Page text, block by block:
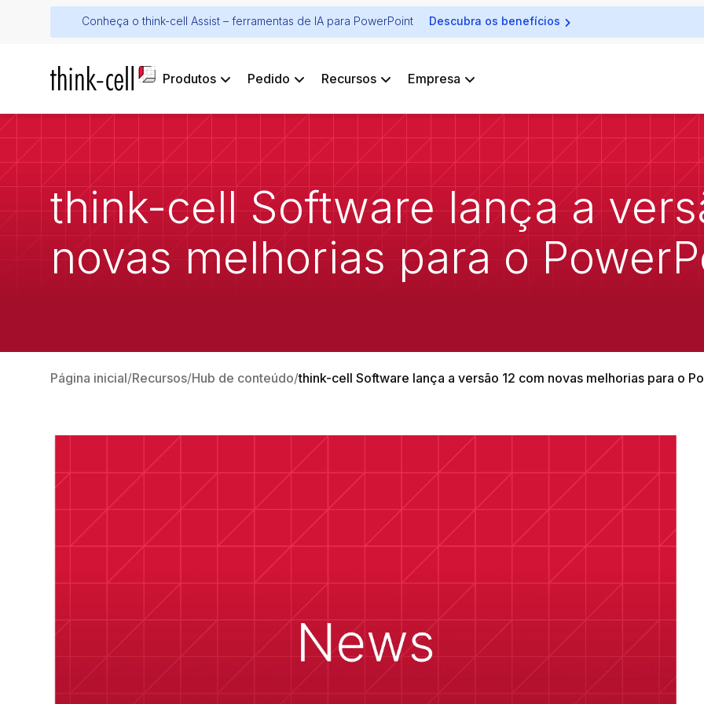
Conheça o think-cell Assist – ferramentas de IA para PowerPoint Descubra os benefícios
Produtos Pedido Recursos Empresa
think-cell Software lança a
novas melhorias para o
Página inicial Recursos Hub de conteúdo think-cell Software lança a versão 12 com novas melhorias para o